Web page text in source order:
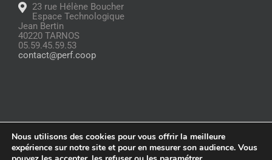
23 rue Hélène Boucher
Espace Technologique
Jean Bertin
40220 TARNOS
05.59.45.59.53
contact@perf.coop
© Copyright2026 |Glossaire|Politique de confidentialité|Mentions
légales
Nous utilisons des cookies pour vous offrir la meilleure
expérience sur notre site et pour en mesurer son audience. Vous